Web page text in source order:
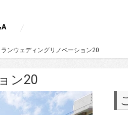
ランウェディングリノベーション20
ン20